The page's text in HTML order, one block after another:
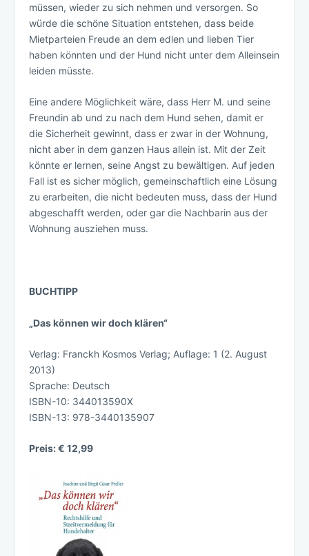
müssen, wieder zu sich nehmen und versorgen. So
würde die schöne Situation entstehen, dass beide
Mietparteien Freude an dem edlen und lieben Tier
haben könnten und der Hund nicht unter dem Alleinsein
leiden müsste.
Eine andere Möglichkeit wäre, dass Herr M. und seine
Freundin ab und zu nach dem Hund sehen, damit er
die Sicherheit gewinnt, dass er zwar in der Wohnung,
nicht aber in dem ganzen Haus allein ist. Mit der Zeit
könnte er lernen, seine Angst zu bewältigen. Auf jeden
Fall ist es sicher möglich, gemeinschaftlich eine Lösung
zu erarbeiten, die nicht bedeuten muss, dass der Hund
abgeschafft werden, oder gar die Nachbarin aus der
Wohnung ausziehen muss.
BUCHTIPP
„Das können wir doch klären“
Verlag: Franckh Kosmos Verlag; Auflage: 1 (2. August
2013)
Sprache: Deutsch
ISBN-10: 344013590X
ISBN-13: 978-3440135907
Preis: € 12,99